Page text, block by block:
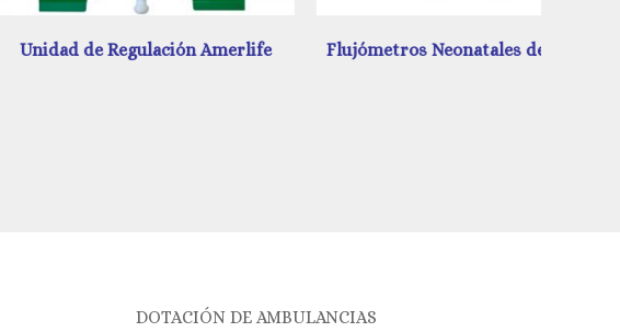
de Regulación Amerlife Flujómetros Neonatales de Gentec
DOTACIÓN DE AMBULANCIAS